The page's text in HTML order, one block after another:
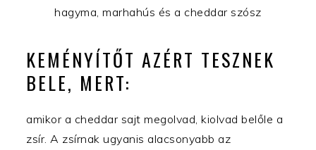
hagyma, marhahús és a cheddar szósz
KEMÉNYÍTŐT AZÉRT TESZNEK
BELE, MERT:
amikor a cheddar sajt megolvad, kiolvad belőle a
zsír. A zsírnak ugyanis alacsonyabb az